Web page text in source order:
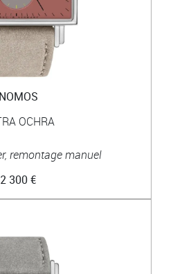
NOMOS
OCHRA
remontage manuel
2 300 €